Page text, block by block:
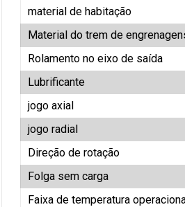
material de habitação
Material do trem de
Rolamento no eixo de saída
Lubrificante
jogo axial
jogo radial
Direção de rotação
Folga sem carga
Faixa de temperatura